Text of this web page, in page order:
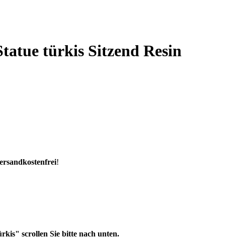
türkis Sitzend Resin
!
scrollen Sie bitte nach unten.